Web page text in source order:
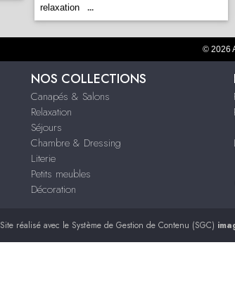
relaxation
...
© 2026
NOS COLLECTIONS
Canapés & Salons
Relaxation
Séjours
Chambre & Dressing
Literie
Petits meubles
Décoration
Site réalisé avec le Système de Gestion de Contenu (SGC)